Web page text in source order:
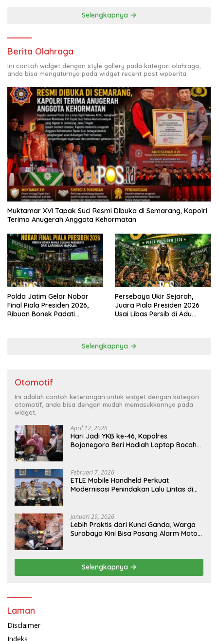
Selengkapnya
Berita Olahraga
Ini contoh widget dengan style gallery pada kategori olahraga,
anda bisa mengaturnya pada widget recent post wpberita.
Muktamar XVI Tapak Suci Resmi Dibuka di Semarang, Kapolri
Terima Anugerah Anggota Kehormatan
Polda Jatim Gelar Nobar
Final Piala Presiden 2026,
Ribuan Bonek Padati
Persebaya Ukir Sejarah,
Juara Piala Presiden 2026
Usai Libas Persib di Adu
Selengkapnya
Otomotif
Ini adalah contoh keterangan untuk widget dengan kategori
otomotif, anda bisa dengan mudah memasukkannya pada
widget.
April 12, 2026
Hari Jadi YKB ke-46, Kapolres
Bojonegoro Beri Hadiah Laptop Bocah
Februari 7, 2026
ETLE Mobile Handheld Perkuat
Modernisasi Penindakan Lalu Lintas di
Januari 29, 2026
Lebih Praktis dari Kunci Ganda, Warga
Surabaya Kini Bisa Pasang Alarm Motor
Selengkapnya
Laman
Disclaimer
Indeks